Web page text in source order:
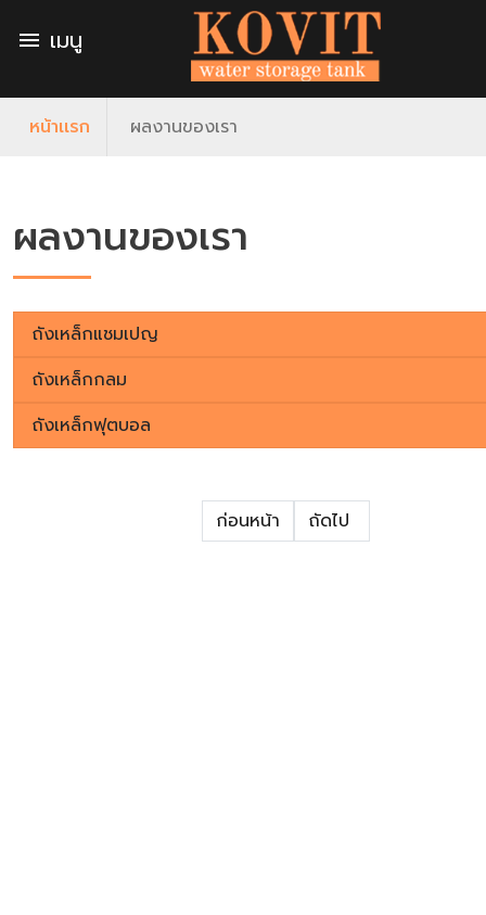
menu เมนู
หน้าเเรก ผลงานของเรา
ผลงานของเรา
ถังเหล็กแชมเปญ
ถังเหล็กกลม
ถังเหล็กฟุตบอล
ก่อนหน้า ถัดไป